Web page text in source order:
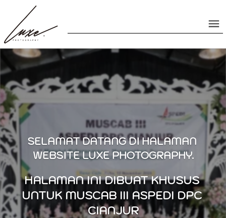
SELAMAT DATANG DI HALAMAN
WEBSITE LUXE PHOTOGRAPHY.
HALAMAN INI DIBUAT KHUSUS
UNTUK MUSCAB III ASPEDI DPC
CIANJUR